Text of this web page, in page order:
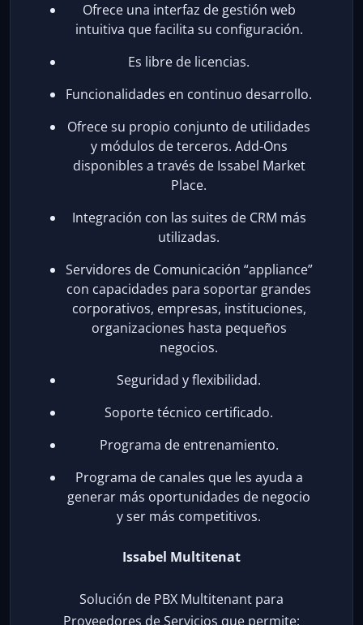
Ofrece una interfaz de gestión web
intuitiva que facilita su configuración.
Es libre de licencias.
Funcionalidades en continuo desarrollo.
Ofrece su propio conjunto de utilidades
y módulos de terceros. Add-Ons
disponibles a través de Issabel Market
Place.
Integración con las suites de CRM más
utilizadas.
Servidores de Comunicación “appliance”
con capacidades para soportar grandes
corporativos, empresas, instituciones,
organizaciones hasta pequeños
negocios.
Seguridad y flexibilidad.
Soporte técnico certificado.
Programa de entrenamiento.
Programa de canales que les ayuda a
generar más oportunidades de negocio
y ser más competitivos.
Issabel Multitenat
Solución de PBX Multitenant para
Proveedores de Servicios que permite: